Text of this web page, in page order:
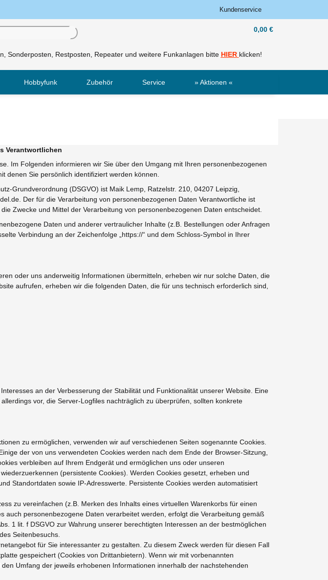
Kundenservice
0,00 €
Sonderposten, Restposten, Repeater und weitere Funkanlagen bitte HIER klicken!
Hobbyfunk Zubehör Service » Aktionen «
Verantwortlichen
Im Folgenden informieren wir Sie über den Umgang mit Ihren personenbezogenen
denen Sie persönlich identifiziert werden können.
Grundverordnung (DSGVO) ist Maik Lemp, Ratzelstr. 210, 04207 Leipzig,
Der für die Verarbeitung von personenbezogenen Daten Verantwortliche ist
Zwecke und Mittel der Verarbeitung von personenbezogenen Daten entscheidet.
Daten und anderer vertraulicher Inhalte (z.B. Bestellungen oder Anfragen
Verbindung an der Zeichenfolge „https://“ und dem Schloss-Symbol in Ihrer
oder uns anderweitig Informationen übermitteln, erheben wir nur solche Daten, die
aufrufen, erheben wir die folgenden Daten, die für uns technisch erforderlich sind,
an der Verbesserung der Stabilität und Funktionalität unserer Website. Eine
vor, die Server-Logfiles nachträglich zu überprüfen, sollten konkrete
zu ermöglichen, verwenden wir auf verschiedenen Seiten sogenannte Cookies.
der von uns verwendeten Cookies werden nach dem Ende der Browser-Sitzung,
verbleiben auf Ihrem Endgerät und ermöglichen uns oder unseren
(persistente Cookies). Werden Cookies gesetzt, erheben und
Standortdaten sowie IP-Adresswerte. Persistente Cookies werden automatisiert
zu vereinfachen (z.B. Merken des Inhalts eines virtuellen Warenkorbs für einen
personenbezogene Daten verarbeitet werden, erfolgt die Verarbeitung gemäß
1 lit. f DSGVO zur Wahrung unserer berechtigten Interessen an der bestmöglichen
Seitenbesuchs.
für Sie interessanter zu gestalten. Zu diesem Zweck werden für diesen Fall
gespeichert (Cookies von Drittanbietern). Wenn wir mit vorbenannten
Umfang der jeweils erhobenen Informationen innerhalb der nachstehenden